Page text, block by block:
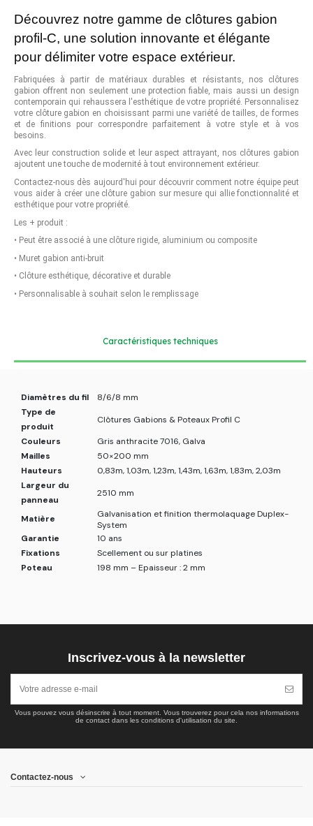
Découvrez notre gamme de clôtures gabion
profil-C, une solution innovante et élégante
pour délimiter votre espace extérieur.
Fabriquées à partir de matériaux durables et résistants, nos clôtures
gabion offrent non seulement une protection fiable, mais aussi un design
contemporain qui rehaussera l'esthétique de votre propriété. Personnalisez
votre clôture gabion en choisissant parmi une variété de tailles, de formes
et de finitions pour correspondre parfaitement à votre style et à vos
besoins.
Avec leur construction solide et leur aspect attrayant, nos clôtures gabion
ajoutent une touche de modernité à tout environnement extérieur.
Contactez-nous dès aujourd'hui pour découvrir comment notre équipe peut
vous aider à créer une clôture gabion sur mesure qui allie fonctionnalité et
esthétique pour votre propriété.
Les + produit :
• Peut être associé à une clôture rigide, aluminium ou composite
• Muret gabion anti-bruit
• Clôture esthétique, décorative et durable
• Personnalisable à souhait selon le remplissage
Caractéristiques techniques
Diamètres du fil
8/6/8 mm
Type de
produit
Clôtures Gabions & Poteaux Profil C
Couleurs
Gris anthracite 7016, Galva
Mailles
50×200 mm
Hauteurs
0,83m, 1,03m, 1,23m, 1,43m, 1,63m, 1,83m, 2,03m
Largeur du
panneau
2510 mm
Matière
Galvanisation et finition thermolaquage Duplex-
System
Garantie
10 ans
Fixations
Scellement ou sur platines
Poteau
198 mm – Epaisseur : 2 mm
Inscrivez-vous à la newsletter
Vous pouvez vous désinscrire à tout moment. Vous trouverez pour cela nos informations
de contact dans les conditions d'utilisation du site.
Contactez-nous